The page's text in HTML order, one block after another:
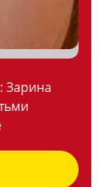
Зарина